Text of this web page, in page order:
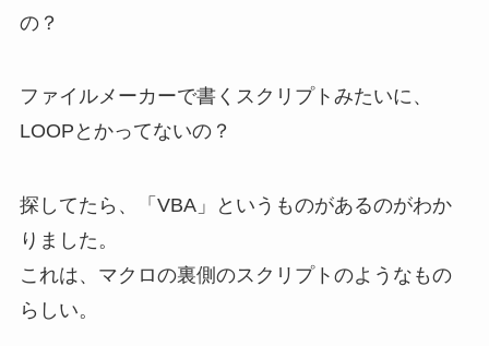
の？
ファイルメーカーで書くスクリプトみたいに、
LOOPとかってないの？
探してたら、「VBA」というものがあるのがわか
りました。
これは、マクロの裏側のスクリプトのようなもの
らしい。